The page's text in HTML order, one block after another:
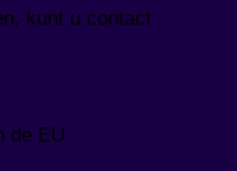
kunt u contact
de EU